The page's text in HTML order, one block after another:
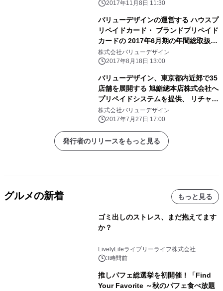
2017年11月8日 11:30
バリューデザインの運営する ハウスプ
リペイドカード・ ブランドプリペイド
カードの 2017年6月期の年間総取扱高
が、 前期比約2倍の2,052億円に到達
株式会社バリューデザイン
2017年8月18日 13:00
バリューデザイン、東京都内近郊で35
店舗を展開する 旭鮨總本店株式会社へ
プリペイドシステムを提供、 リチャー
ジ式ポイントカード 「旭鮨プレミアム
カード」の導入を支援
株式会社バリューデザイン
2017年7月27日 17:00
発行者のリリースをもっと見る
グルメの新着 もっと見る
ゴミ出しのストレス、まだ抱えてます
か？
LivelyLifeライブリーライフ株式会社
3時間前
推しパフェ総選挙を初開催！「Find
Your Favorite ～秋のパフェ食べ放題